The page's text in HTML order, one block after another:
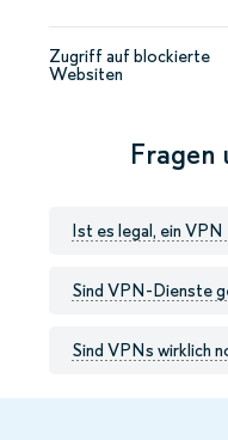
Zugriff auf blockierte
Websiten
Fragen
Ist es legal, ein VPN
Sind VPN-Dienste
Sind VPNs wirklich